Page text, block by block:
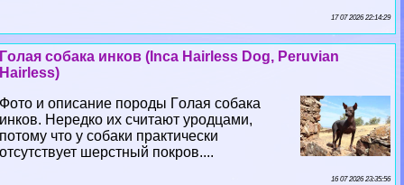
17 07 2026 22:14:29
Гoлая собака инков (Inca Hairless Dog, Peruvian
Hairless)
Фото и описание породы Гoлая собака
инков. Нередко их считают уpoдцами,
потому что у собаки пpaктически
отсутствует шерстный покров....
16 07 2026 23:35:56